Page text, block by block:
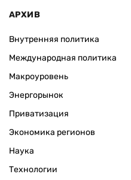
АРХИВ
Внутренняя политика
Международная политика
Макроуровень
Энергорынок
Приватизация
Экономика регионов
Наука
Технологии